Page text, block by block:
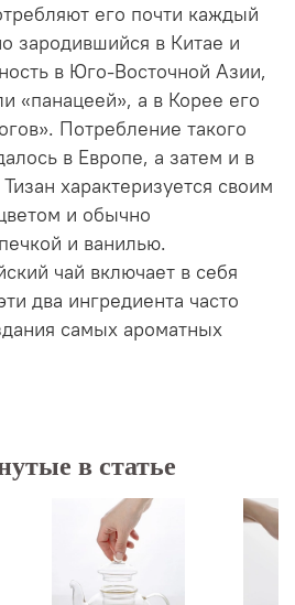
его почти каждый
зародившийся в Китае и
в Юго-Восточной Азии,
«панацеей», а в Корее его
Потребление такого
в Европе, а затем и в
характеризуется своим
и обычно
и ванилью.
чай включает в себя
два ингредиента часто
самых ароматных
в статье